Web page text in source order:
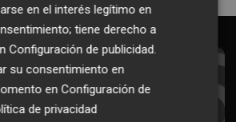
al Boletín
a primera hora en tu email
en el interés legítimo en
tiene derecho a
Configuración de publicidad.
su consentimiento en
enConfiguración de
de privacidad